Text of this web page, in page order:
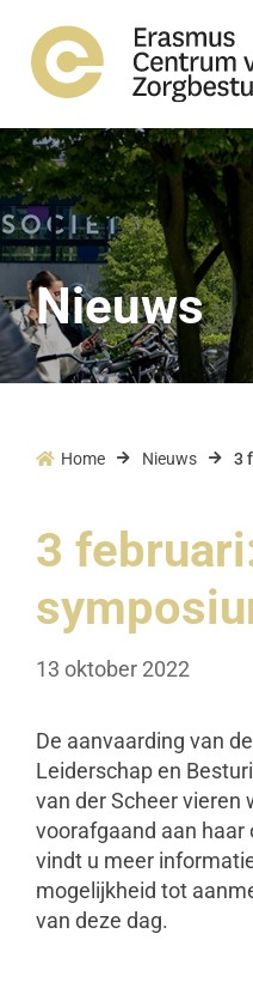
Nieuws
 Home  Nieuws  3
3
13 oktober 2022
De aanvaarding van
Leiderschap en
van der Scheer vieren
voorafgaand aan haar
vindt u meer
mogelijkheid tot
van deze dag.